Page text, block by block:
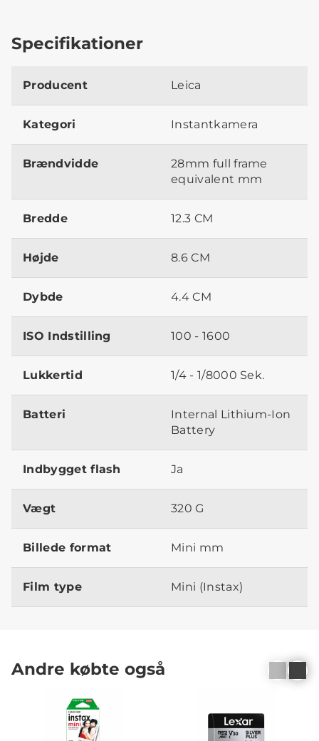
Specifikationer
Producent Leica
Kategori Instantkamera
Brændvidde
28mm full frame
equivalent mm
Bredde 12.3 CM
Højde 8.6 CM
Dybde 4.4 CM
ISO Indstilling 100 - 1600
Lukkertid 1/4 - 1/8000 Sek.
Batteri
Internal Lithium-Ion
Battery
Indbygget flash Ja
Vægt 320 G
Billede format Mini mm
Film type Mini (Instax)
Andre købte også